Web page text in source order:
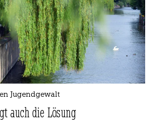
Jugendgewalt
auch die Lösung